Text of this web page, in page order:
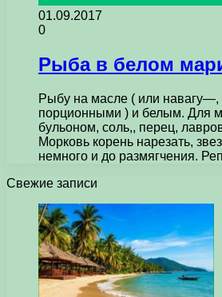
01.09.2017
0
Рыба в белом
Рыбу на масле ( или
порционными ) и белым. Для
бульоном, соль,, перец,
Морковь корень нарезать,
немного и до размягчения.
Свежие записи